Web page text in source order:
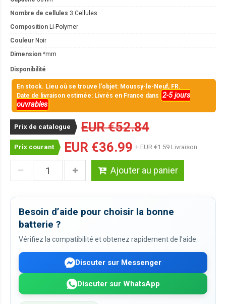
Nombre de cellules 3 Cellules
Composition Li-Polymer
Couleur Noir
Dimension *mm
Disponibilité
En stock. Lieu où se trouve l'objet: Moussy-le-Neuf, FR.
Date de livraison estimée: Livrés en France dans 2-5 jours
ouvrables
Prix de catalogue EUR €52.84
Prix courant EUR €36.99 + EUR €1.59 Livraison
Ajouter au panier
Besoin d’aide pour choisir la bonne
batterie ?
Vérifiez la compatibilité et obtenez rapidement de l’aide.
Discuter sur Messenger
Discuter sur WhatsApp